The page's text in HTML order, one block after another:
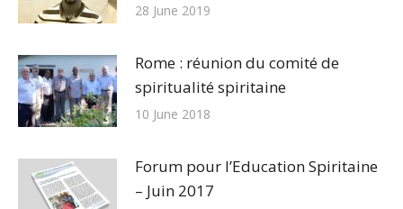
28 June 2019
Rome : réunion du comité de
spiritualité spiritaine
10 June 2018
Forum pour l’Education Spiritaine
– Juin 2017